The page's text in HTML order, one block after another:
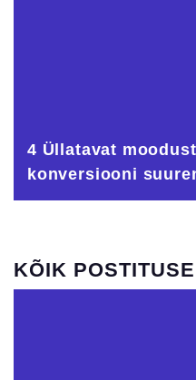
4 Üllatavat
konversiooni
KÕIK